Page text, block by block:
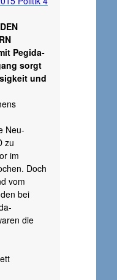
Pegida-
sorgt
und
Neu-
zu
im
Doch
vom
bei
die